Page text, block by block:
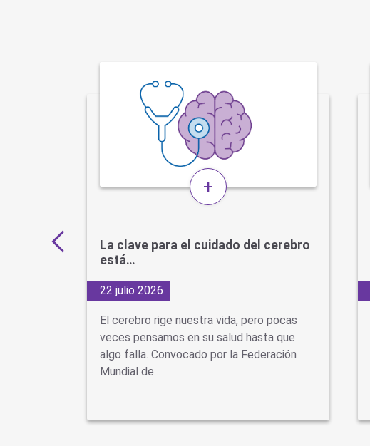
+
La clave para el cuidado del cerebro
está…
22 julio 2026
El cerebro rige nuestra vida, pero pocas
veces pensamos en su salud hasta que
algo falla. Convocado por la Federación
Mundial de…